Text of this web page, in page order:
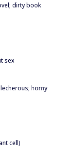
dirty book
sex
horny
cell)